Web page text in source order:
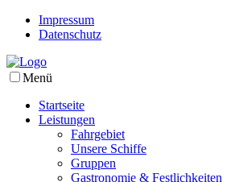
Impressum
Datenschutz
Menü
Startseite
Leistungen
Fahrgebiet
Unsere Schiffe
Gruppen
Gastronomie & Festlichkeiten